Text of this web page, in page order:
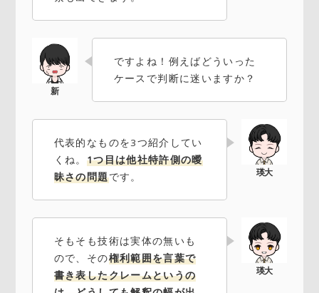
ですよね！例えばどういった
ケースで判断に迷いますか？
代表的なものを3つ紹介してい
くね。 1つ目は他社特許側の曖
昧さの問題です。
そもそも技術は実体の無いも
ので、その権利範囲を言葉で
書き表したクレームというの